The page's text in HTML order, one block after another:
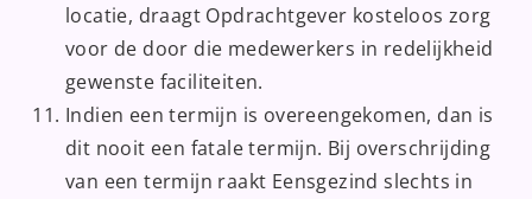
locatie, draagt Opdrachtgever kosteloos zorg
voor de door die medewerkers in redelijkheid
gewenste faciliteiten.
Indien een termijn is overeengekomen, dan is
dit nooit een fatale termijn. Bij overschrijding
van een termijn raakt Eensgezind slechts in